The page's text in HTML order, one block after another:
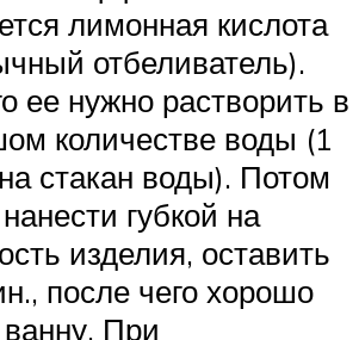
лимонная кислота
отбеливатель).
ее нужно растворить в
количестве воды (1
стакан воды). Потом
губкой на
изделия, оставить
после чего хорошо
При